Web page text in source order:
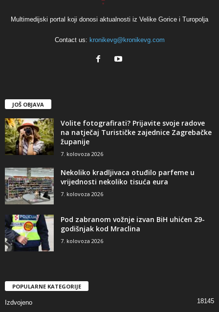
Multimedijski portal koji donosi aktualnosti iz Velike Gorice i Turopolja
Contact us: kronikevg@kronikevg.com
JOŠ OBJAVA
Volite fotografirati? Prijavite svoje radove
na natječaj Turističke zajednice Zagrebačke
županije
7. kolovoza 2026
Nekoliko kradljivaca otuđilo parfeme u
vrijednosti nekoliko tisuća eura
7. kolovoza 2026
Pod zabranom vožnje izvan BiH uhićen 29-
godišnjak kod Mraclina
7. kolovoza 2026
POPULARNE KATEGORIJE
Izdvojeno 18145